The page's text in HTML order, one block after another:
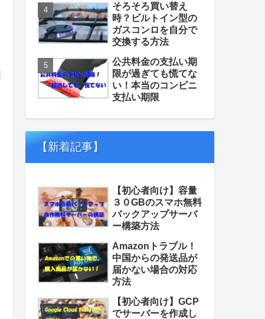
そろそろ買い替え
時？ビルトイン型の
ガスコンロを自分で
交換する方法
公共料金の支払い期
限が過ぎても慌てな
い！本当のコンビニ
支払い期限
【新着記事】
【初心者向け】容量
３０GBのスマホ無料
バックアップサーバ
ー構築方法
Amazonトラブル！
中国からの発送品が
届かない場合の対応
方法
【初心者向け】GCP
でサーバーを作成し